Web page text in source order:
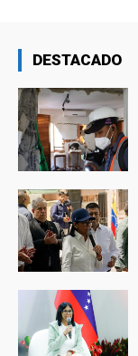
DESTACADO